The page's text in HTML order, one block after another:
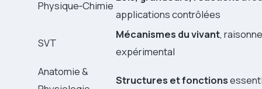
Physique‑Chimie
applications contrôlées
SVT
Mécanismes du vivant,
expérimental
Anatomie &
Structures et fonctions